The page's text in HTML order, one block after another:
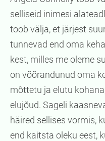
selliseid inimesi
toob välja, et järjest
tunnevad end oma
kest, milles me oleme
on võõrandunud oma
mõttetu ja elutu
elujõud. Sageli
häired sellises vormis,
end kaitsta oleku eest,